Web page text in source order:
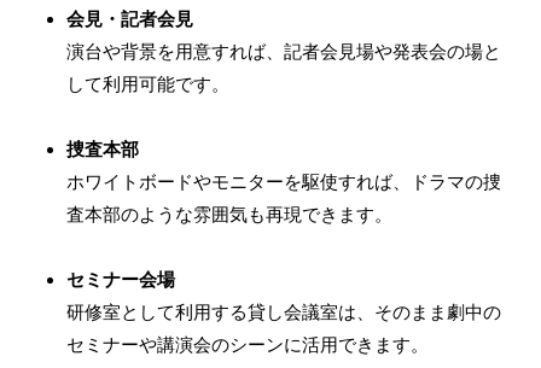
会見・記者会見
演台や背景を用意すれば、記者会見場や発表会の場と
して利用可能です。
捜査本部
ホワイトボードやモニターを駆使すれば、ドラマの捜
査本部のような雰囲気も再現できます。
セミナー会場
研修室として利用する貸し会議室は、そのまま劇中の
セミナーや講演会のシーンに活用できます。